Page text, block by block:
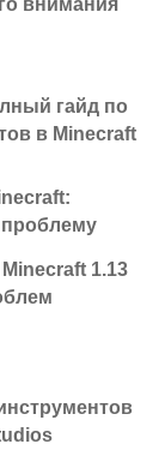
внимания
гайд по
в Minecraft
1.13